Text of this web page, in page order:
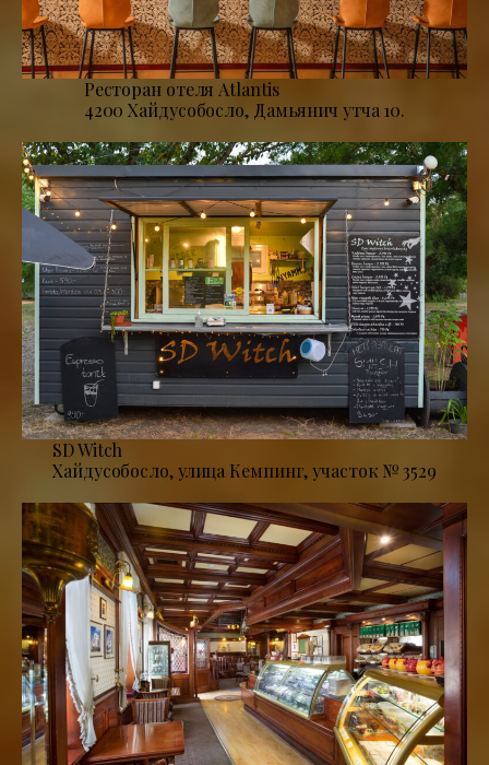
Ресторан отеля Atlantis
4200 Хайдусобосло, Дамьянич утча 10.
SD Witch
Хайдусобосло, улица Кемпинг, участок № 3529